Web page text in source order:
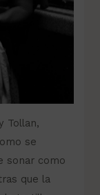
Tollan,
se
sonar como
que la